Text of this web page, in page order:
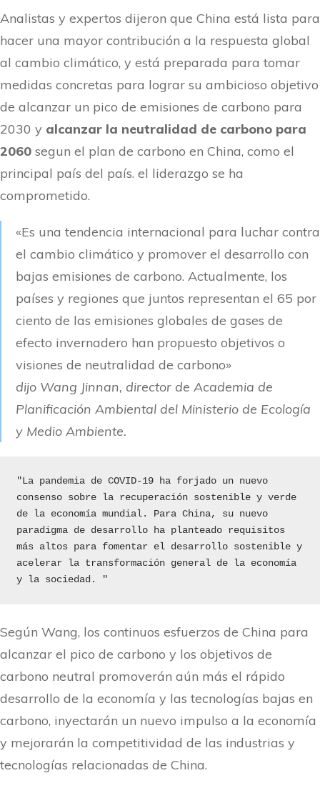
Analistas y expertos dijeron que China está lista para
hacer una mayor contribución a la respuesta global
al cambio climático, y está preparada para tomar
medidas concretas para lograr su ambicioso objetivo
de alcanzar un pico de emisiones de carbono para
2030 y alcanzar la neutralidad de carbono para
2060 segun el plan de carbono en China, como el
principal país del país. el liderazgo se ha
comprometido.
«Es una tendencia internacional para luchar contra
el cambio climático y promover el desarrollo con
bajas emisiones de carbono. Actualmente, los
países y regiones que juntos representan el 65 por
ciento de las emisiones globales de gases de
efecto invernadero han propuesto objetivos o
visiones de neutralidad de carbono»
dijo Wang Jinnan, director de Academia de
Planificación Ambiental del Ministerio de Ecología
y Medio Ambiente.
"La pandemia de COVID-19 ha forjado un nuevo
consenso sobre la recuperación sostenible y verde
de la economía mundial. Para China, su nuevo
paradigma de desarrollo ha planteado requisitos
más altos para fomentar el desarrollo sostenible y
acelerar la transformación general de la economía
y la sociedad. "
Según Wang, los continuos esfuerzos de China para
alcanzar el pico de carbono y los objetivos de
carbono neutral promoverán aún más el rápido
desarrollo de la economía y las tecnologías bajas en
carbono, inyectarán un nuevo impulso a la economía
y mejorarán la competitividad de las industrias y
tecnologías relacionadas de China.